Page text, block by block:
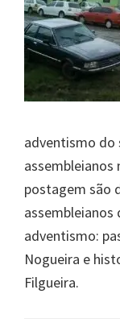
adventismo do
assembleianos
postagem são
adventismo:
Nogueira e
Filgueira.